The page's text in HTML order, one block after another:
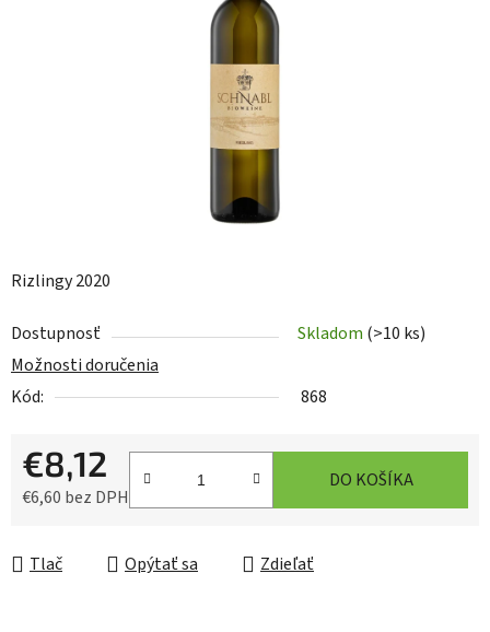
Rizlingy 2020
Dostupnosť Skladom (>10 ks)
Možnosti doručenia
Kód:
868
€8,12
€6,60 bez DPH
DO KOŠÍKA
Tlač Opýtať sa Zdieľať